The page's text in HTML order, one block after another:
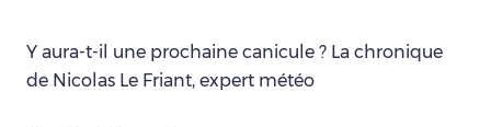
Y aura-t-il une prochaine canicule ? La chronique
de Nicolas Le Friant, expert météo